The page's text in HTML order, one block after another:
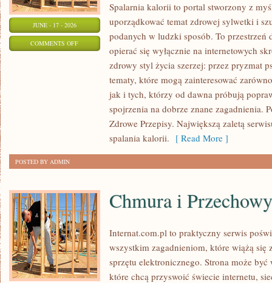
JUNE - 17 - 2026
COMMENTS OFFON
MOTYWACJA
Spalarnia kalorii to portal stworzony z
uporządkować temat zdrowej sylwetki i
podanych w ludzki sposób. To
opierać się wyłącznie na internetowych
zdrowy styl życia szerzej: przez pryzmat
tematy, które mogą zainteresować
jak i tych, którzy od dawna próbują
spojrzenia na dobrze znane zagadnienia.
Zdrowe Przepisy. Największą zaletą
spalania kalorii. [ Read More ]
POSTED BY ADMIN
Chmura i
Internat.com.pl to praktyczny serwis
wszystkim zagadnieniom, które wiążą się
sprzętu elektronicznego. Strona może
które chcą przyswoić świecie internetu,